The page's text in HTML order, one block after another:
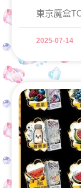
東京魔盒
2025-07-14